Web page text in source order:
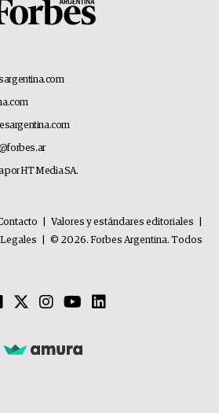
por HT Media SA.
Valores y estándares editoriales
Legales
© 2026. Forbes Argentina. Todos